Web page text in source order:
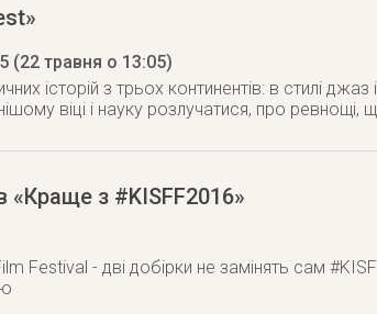
(22 травня о 13:05)
історій з трьох континентів: в стилі джаз
віці і науку розлучатися, про ревнощі,
«Краще з #KISFF2016»
Festival - дві добірки не замінять сам